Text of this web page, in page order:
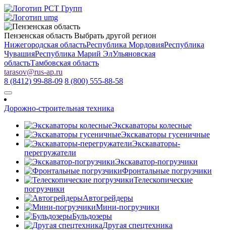
Пензенская область Выбрать другой регион
Нижегородская областьРеспублика МордовияРеспублика
ЧувашияРеспублика Марий ЭлУльяновская
областьТамбовская область
tarasov@rus-ap.ru
8 (8412) 99-88-09 8 (800) 555-88-58
Дорожно-строительная техника
Экскаваторы колесные
Экскаваторы гусеничные
Экскаваторы-
перегружатели
Экскаватор-погрузчики
Фронтальные погрузчики
Телескопические
погрузчики
Автогрейдеры
Мини-погрузчики
Бульдозеры
Другая спецтехника